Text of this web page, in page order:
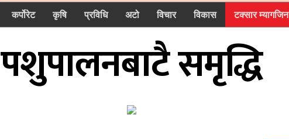
कर्पोरेट कृषि प्रविधि अटो विचार विकास टक्सार म्यागजिन
पशुपालनबाटै समृद्धि